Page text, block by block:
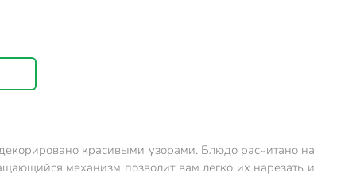
красивыми узорами. Блюдо расчитано на
механизм позволит вам легко их нарезать и